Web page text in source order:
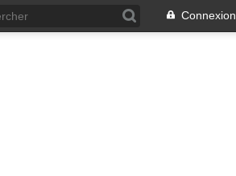
Connexion